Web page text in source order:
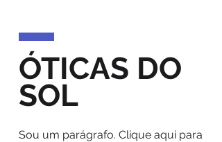
ÓTICAS DO
SOL
Sou um parágrafo. Clique aqui para